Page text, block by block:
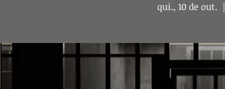
qui., 10 de out.